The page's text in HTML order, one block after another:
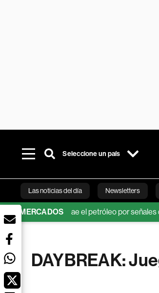
Seleccione un país
Las noticias del día Newsletters
MERCADOS
cae el petróleo por señales de alivio
DAYBREAK: